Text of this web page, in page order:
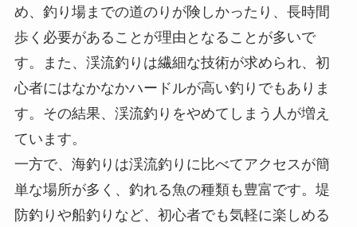
め、釣り場までの道のりが険しかったり、長時間
歩く必要があることが理由となることが多いで
す。また、渓流釣りは繊細な技術が求められ、初
心者にはなかなかハードルが高い釣りでもありま
す。その結果、渓流釣りをやめてしまう人が増え
ています。
一方で、海釣りは渓流釣りに比べてアクセスが簡
単な場所が多く、釣れる魚の種類も豊富です。堤
防釣りや船釣りなど、初心者でも気軽に楽しめる